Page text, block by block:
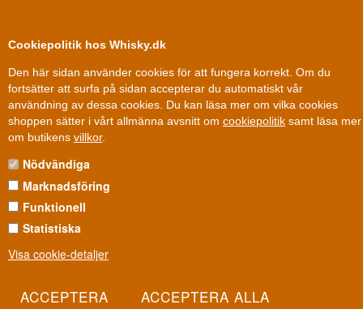
Cookiepolitik hos Whisky.dk
Den här sidan använder cookies för att fungera korrekt. Om du
fortsätter att surfa på sidan accepterar du automatiskt vår
användning av dessa cookies. Du kan läsa mer om vilka cookies
shoppen sätter i vårt allmänna avsnitt om cookiepolitik samt läsa mer
om butikens villkor.
Nödvändiga
Marknadsföring
Funktionell
Statistiska
Visa cookie-detaljer
Fri leverans Fri frakt vid 899 dkk
Andra saker »Cocktails
TORR MARTINI COCKTAIL
En färdiggjord version av världens mest ikoniska cocktail.
Les mer
4441/17 - 2 st.